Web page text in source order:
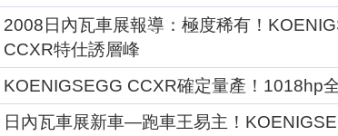
2008日內瓦車展報導：極度稀有！
CCXR特仕誘層峰
KOENIGSEGG CCXR確定量產！1018hp
日內瓦車展新車—跑車王易主！